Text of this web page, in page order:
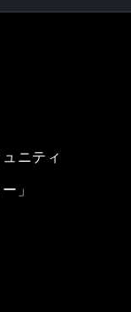
ニティ
」